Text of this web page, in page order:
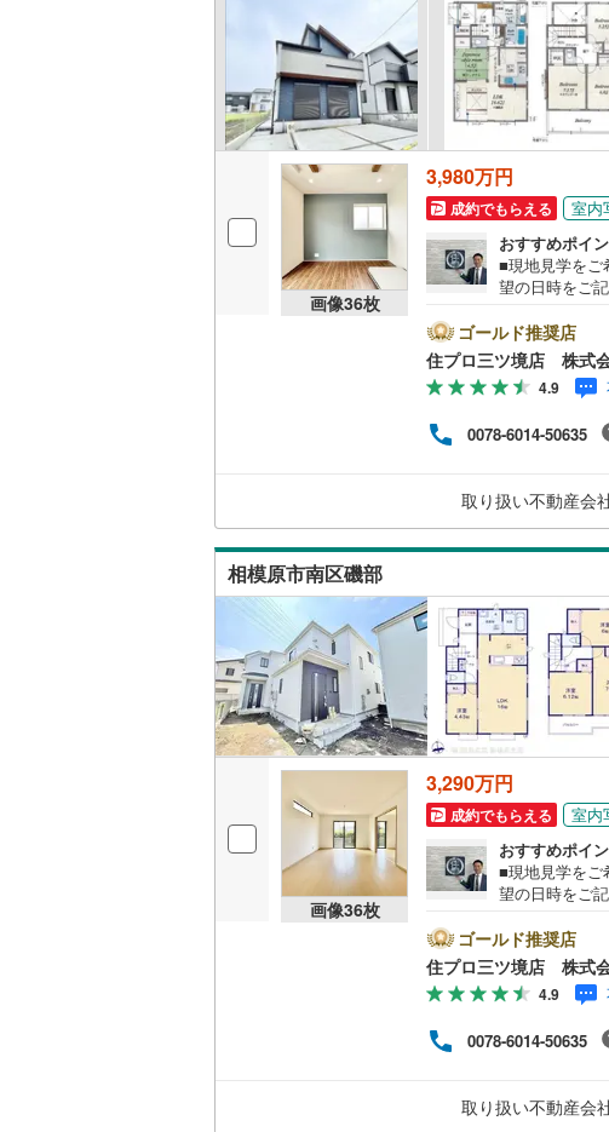
画像36枚
3,980万円
成約でもらえる 室内
おすすめポイ
■現地見学をご
望の日時をご
市エリアの不
情報も多数ござ
住宅ローン提
な資金アドバ
ります。意外
者だけが加入
ス】これから
グ】で不安な
ゴールド推奨店
住プロ三ツ境店 株式
4.9
0078-6014-50635
取り扱い不動産会
相模原市南区磯部
画像36枚
3,290万円
成約でもらえる 室内
おすすめポイ
■現地見学をご
望の日時をご
す！ 最新物件
い!! -------------- 弊社独自の住宅ローン提案システム 弊社ではファイナンシャル
専門スタッフ
書の作成】を
宅ローン残高
える、国から
ら始まる【住
---
ゴールド推奨店
住プロ三ツ境店 株式
4.9
0078-6014-50635
取り扱い不動産会
伊東線(1
身延線(136)
武豊線(149)
参宮線(0)
大糸線（JR西日本
越美北線(2)
氷見線 (0)
紀勢本線（JR西日
桜島線(7)
福塩線(47
岩徳線(5)
小野田線 ( )
舞鶴線(4
木次線(
桜井線(161)
阪和線(118)
内子線(0)
鹿児島本線(1,631)
浴室乾燥機あり
バルコニー、庭
ウッドデッキあ
収納
ウォークインク
（88 ）
販売、価格、契約、入
即入居可能（ 74
オンライン対応
オンライン内見(